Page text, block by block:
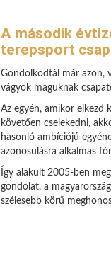
A második
terepsport
Gondolkodtál már azon,
vágyok maguknak
Az egyén, amikor elkezd
követően cselekedni,
hasonló ambíciójú
azonosulásra alkalmas
Így alakult 2005-ben
gondolat, a
szélesebb körű